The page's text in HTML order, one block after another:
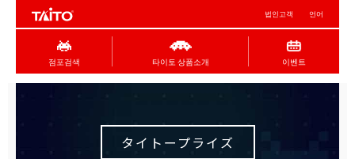
법인고객 언어
점포검색 타이토 상품소개 이벤트
タイトープライズ